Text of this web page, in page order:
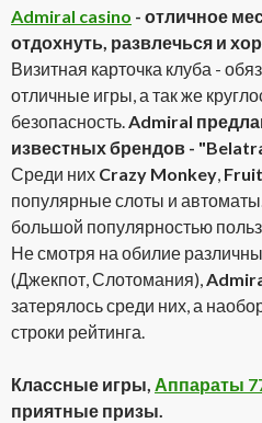
Admiral casino - отличное
отдохнуть, развлечься и
Визитная карточка клуба -
отличные игры, а так же
безопасность.Admiral
известных брендов -
Среди них Crazy Monkey,
популярные слоты и
большой популярностью
Не смотря на обилие
(Джекпот, Слотомания),
затерялось среди них, а
строки рейтинга.
Классные игры, Аппараты
приятные призы.